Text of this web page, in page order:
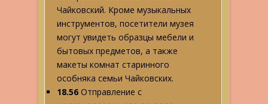
Чайковский. Кроме музыкальных
инструментов, посетители музея
могут увидеть образцы мебели и
бытовых предметов, а также
макеты комнат старинного
особняка семьи Чайковских.
18.56 Отправление с